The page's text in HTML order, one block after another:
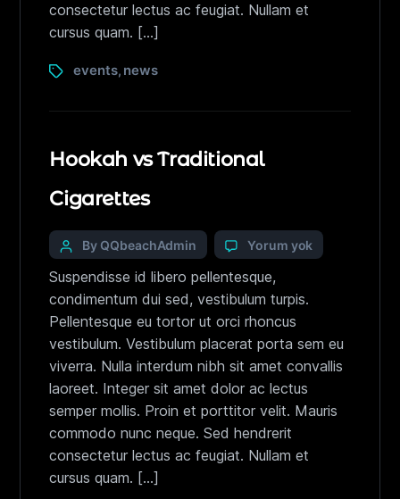
consectetur lectus ac feugiat. Nullam et
cursus quam. […]
events, news
Hookah vs Traditional
Cigarettes
By QQbeachAdmin Yorum yok
Suspendisse id libero pellentesque,
condimentum dui sed, vestibulum turpis.
Pellentesque eu tortor ut orci rhoncus
vestibulum. Vestibulum placerat porta sem eu
viverra. Nulla interdum nibh sit amet convallis
laoreet. Integer sit amet dolor ac lectus
semper mollis. Proin et porttitor velit. Mauris
commodo nunc neque. Sed hendrerit
consectetur lectus ac feugiat. Nullam et
cursus quam. […]